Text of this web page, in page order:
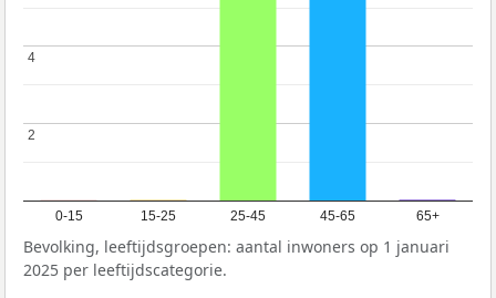
0-15 15-25 25-45 45-65 65+
2
2
4
4
Bevolking, leeftijdsgroepen: aantal inwoners op 1 januari
2025 per leeftijdscategorie.